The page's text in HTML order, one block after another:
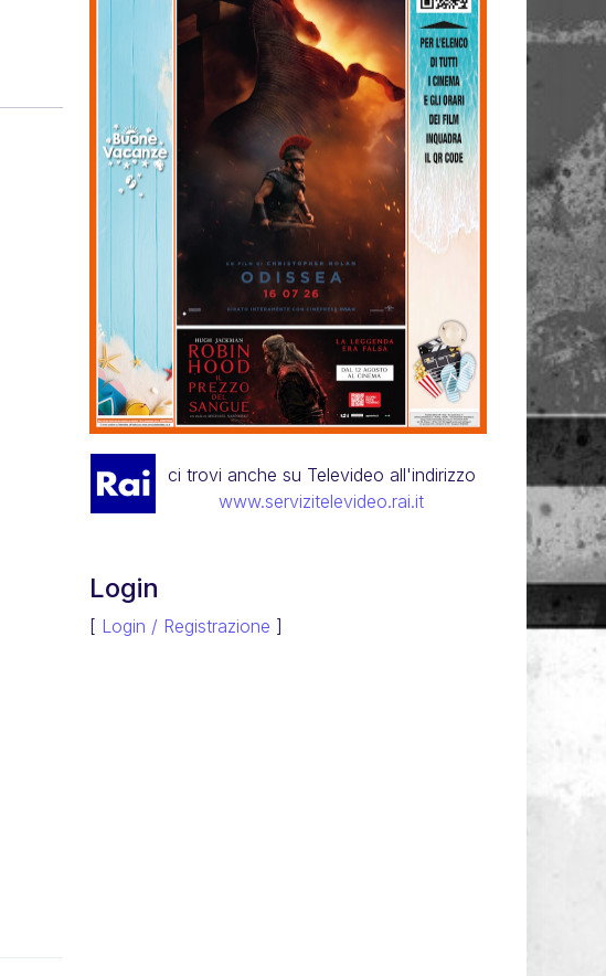
ci trovi anche su Televideo all'indirizzo
www.servizitelevideo.rai.it
Login
[ Login / Registrazione ]